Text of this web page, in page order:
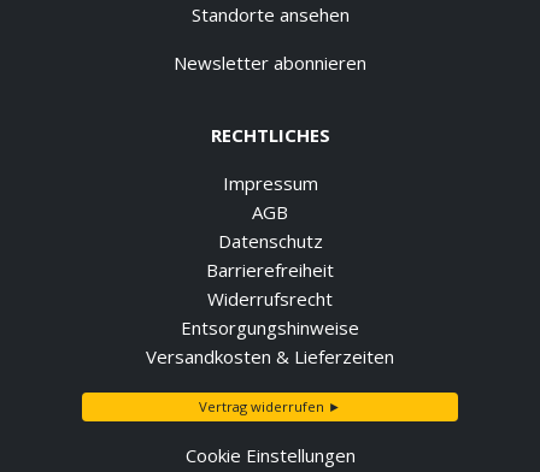
Standorte ansehen
Newsletter abonnieren
RECHTLICHES
Impressum
AGB
Datenschutz
Barrierefreiheit
Widerrufsrecht
Entsorgungshinweise
Versandkosten & Lieferzeiten
Vertrag widerrufen ►
Cookie Einstellungen